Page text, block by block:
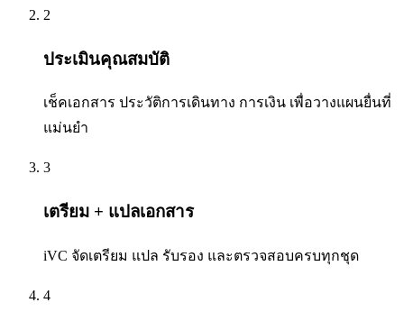
2
ประเมินคุณสมบัติ
เช็คเอกสาร ประวัติการเดินทาง การเงิน เพื่อวางแผนยื่นที่
แม่นยำ
3
เตรียม + แปลเอกสาร
iVC จัดเตรียม แปล รับรอง และตรวจสอบครบทุกชุด
4